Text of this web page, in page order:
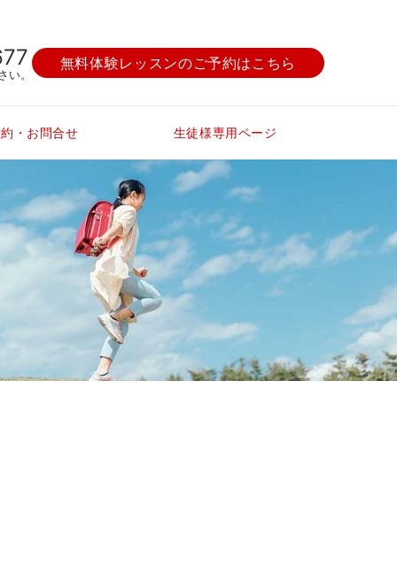
い。
無料体験レッスンのご予約はこちら
・お問合せ 生徒様専用ページ